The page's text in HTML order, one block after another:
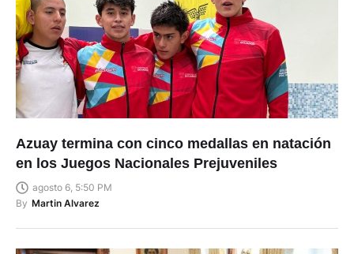
Azuay termina con cinco medallas en natación
en los Juegos Nacionales Prejuveniles
agosto 6, 5:50 PM
By Martin Alvarez